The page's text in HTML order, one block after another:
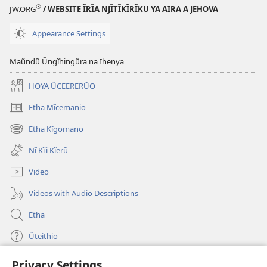
JW.ORG® / WEBSITE ĨRĨA NJĨTĨKĨRĨKU YA AIRA A JEHOVA
Appearance Settings
Maũndũ Ũngĩhingũra na Ihenya
HOYA ŨCEERERŨO
Etha Mĩcemanio
(opens
new
window)
Etha Kĩgomano
(opens
new
window)
Nĩ Kĩĩ Kĩerũ
Video
Videos with Audio Descriptions
Etha
Ũteithio